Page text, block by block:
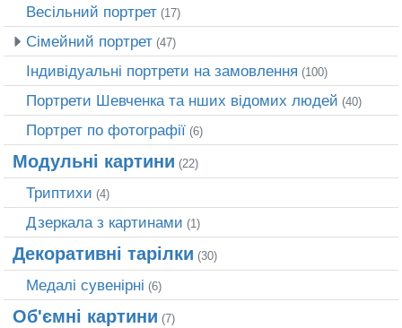
Весільний портрет (17)
Сімейний портрет (47)
Індивідуальні портрети на замовлення (100)
Портрети Шевченка та нших відомих людей (40)
Портрет по фотографії (6)
Модульні картини (22)
Триптихи (4)
Дзеркала з картинами (1)
Декоративні тарілки (30)
Медалі сувенірні (6)
Об'ємні картини (7)